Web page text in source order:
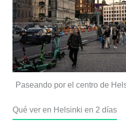
Paseando por el centro de
Qué ver en Helsinki en 2 días